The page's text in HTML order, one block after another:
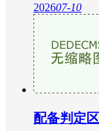
202607-10
配备判定